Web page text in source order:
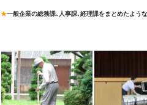
★一般企業の総務課､人事課､経理課をまとめたよう